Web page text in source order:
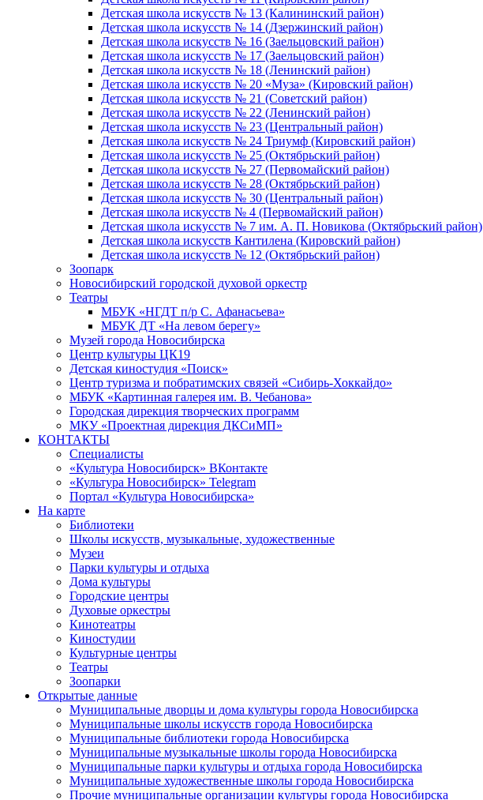
Детская школа искусств № 13 (Калининский район)
Детская школа искусств № 14 (Дзержинский район)
Детская школа искусств № 16 (Заельцовский район)
Детская школа искусств № 17 (Заельцовский район)
Детская школа искусств № 18 (Ленинский район)
Детская школа искусств № 20 «Муза» (Кировский район)
Детская школа искусств № 21 (Советский район)
Детская школа искусств № 22 (Ленинский район)
Детская школа искусств № 23 (Центральный район)
Детская школа искусств № 24 Триумф (Кировский район)
Детская школа искусств № 25 (Октябрьский район)
Детская школа искусств № 27 (Первомайский район)
Детская школа искусств № 28 (Октябрьский район)
Детская школа искусств № 30 (Центральный район)
Детская школа искусств № 4 (Первомайский район)
Детская школа искусств № 7 им. А. П. Новикова (Октябрьский район)
Детская школа искусств Кантилена (Кировский район)
Детская школа искусств № 12 (Октябрьский район)
Зоопарк
Новосибирский городской духовой оркестр
Театры
МБУК «НГДТ п/р С. Афанасьева»
МБУК ДТ «На левом берегу»
Музей города Новосибирска
Центр культуры ЦК19
Детская киностудия «Поиск»
Центр туризма и побратимских связей «Сибирь-Хоккайдо»
МБУК «Картинная галерея им. В. Чебанова»
Городская дирекция творческих программ
МКУ «Проектная дирекция ДКСиМП»
КОНТАКТЫ
Специалисты
«Культура Новосибирск» ВКонтакте
«Культура Новосибирск» Telegram
Портал «Культура Новосибирска»
На карте
Библиотеки
Школы искусств, музыкальные, художественные
Музеи
Парки культуры и отдыха
Дома культуры
Городские центры
Духовые оркестры
Кинотеатры
Киностудии
Культурные центры
Театры
Зоопарки
Открытые данные
Муниципальные дворцы и дома культуры города Новосибирска
Муниципальные школы искусств города Новосибирска
Муниципальные библиотеки города Новосибирска
Муниципальные музыкальные школы города Новосибирска
Муниципальные парки культуры и отдыха города Новосибирска
Муниципальные художественные школы города Новосибирска
Прочие муниципальные организации культуры города Новосибирска